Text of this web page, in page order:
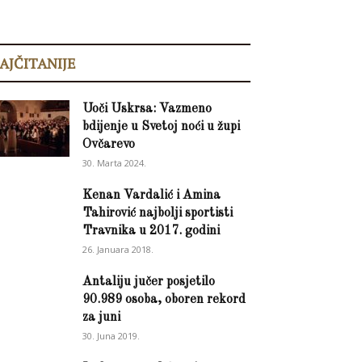
Uoči Uskrsa: Vazmeno
bdijenje u Svetoj noći u župi
Ovčarevo
30. Marta 2024.
Kenan Vardalić i Amina
Tahirović najbolji sportisti
Travnika u 2017. godini
26. Januara 2018.
Antaliju jučer posjetilo
90.989 osoba, oboren rekord
za juni
30. Juna 2019.